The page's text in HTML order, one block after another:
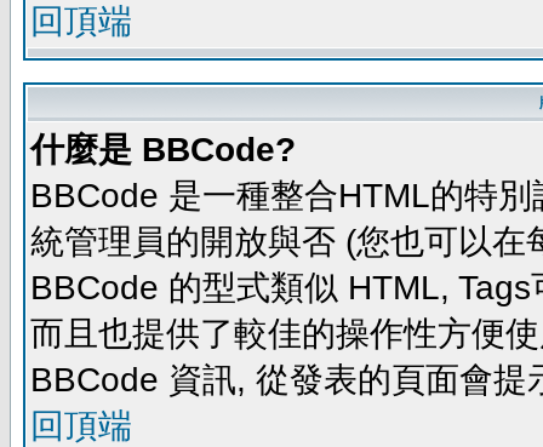
回頂端
什麼是 BBCode?
BBCode 是一種整合HTML的特
統管理員的開放與否 (您也可以
BBCode 的型式類似 HTML,
而且也提供了較佳的操作性方便
BBCode 資訊, 從發表的頁面會提
回頂端